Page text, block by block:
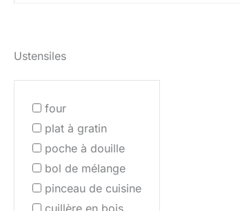
Ustensiles
four
plat à gratin
poche à douille
bol de mélange
pinceau de cuisine